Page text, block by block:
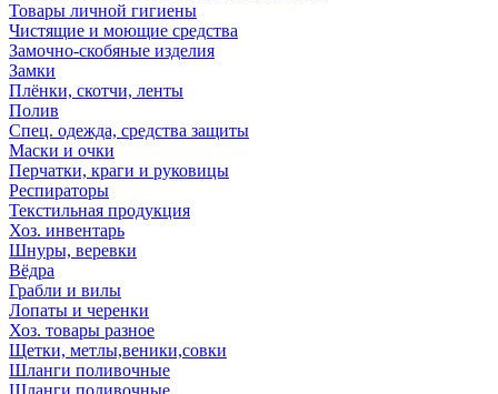
Товары личной гигиены
Чистящие и моющие средства
Замочно-скобяные изделия
Замки
Плёнки, скотчи, ленты
Полив
Спец. одежда, средства защиты
Маски и очки
Перчатки, краги и руковицы
Респираторы
Текстильная продукция
Хоз. инвентарь
Шнуры, веревки
Вёдра
Грабли и вилы
Лопаты и черенки
Хоз. товары разное
Щетки, метлы,веники,совки
Шланги поливочные
Шланги поливочные